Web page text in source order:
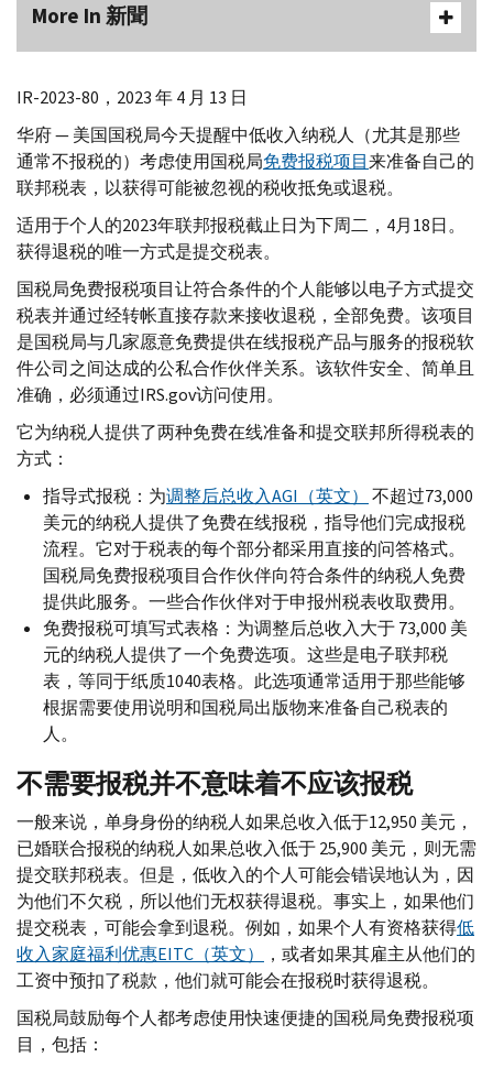
More In 新聞
IR-2023-80，2023 年 4 月 13 日
华府 — 美国国税局今天提醒中低收入纳税人（尤其是那些
通常不报税的）考虑使用国税局免费报税项目来准备自己的
联邦税表，以获得可能被忽视的税收抵免或退税。
适用于个人的2023年联邦报税截止日为下周二，4月18日。
获得退税的唯一方式是提交税表。
国税局免费报税项目让符合条件的个人能够以电子方式提交
税表并通过经转帐直接存款来接收退税，全部免费。该项目
是国税局与几家愿意免费提供在线报税产品与服务的报税软
件公司之间达成的公私合作伙伴关系。该软件安全、简单且
准确，必须通过IRS.gov访问使用。
它为纳税人提供了两种免费在线准备和提交联邦所得税表的
方式：
指导式报税：为调整后总收入AGI （英文）
不超过73,000
美元的纳税人提供了免费在线报税，指导他们完成报税
流程。它对于税表的每个部分都采用直接的问答格式。
国税局免费报税项目合作伙伴向符合条件的纳税人免费
提供此服务。一些合作伙伴对于申报州税表收取费用。
免费报税可填写式表格：为调整后总收入大于 73,000 美
元的纳税人提供了一个免费选项。这些是电子联邦税
表，等同于纸质1040表格。此选项通常适用于那些能够
根据需要使用说明和国税局出版物来准备自己税表的
人。
不需要报税并不意味着不应该报税
一般来说，单身身份的纳税人如果总收入低于12,950 美元，
已婚联合报税的纳税人如果总收入低于 25,900 美元，则无需
提交联邦税表。但是，低收入的个人可能会错误地认为，因
为他们不欠税，所以他们无权获得退税。事实上，如果他们
提交税表，可能会拿到退税。例如，如果个人有资格获得低
收入家庭福利优惠EITC （英文）
，或者如果其雇主从他们的
工资中预扣了税款，他们就可能会在报税时获得退税。
国税局鼓励每个人都考虑使用快速便捷的国税局免费报税项
目，包括：